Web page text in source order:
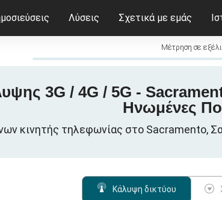
Λύσεις Σχετικά με εμάς
Μέτρηση σε
3G / 4G / 5G -
Ηνωμένες
κινητής τηλεφωνίας στο Sacramento,
Κάλυψη δικτύου